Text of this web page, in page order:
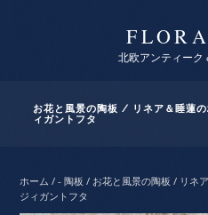
北欧アンティーク
お花と風景の陶板 / リネア＆睡蓮
ィガントフタ
ホーム /- 陶板 / お花と風景の陶板 / リネ
ジィガントフタ